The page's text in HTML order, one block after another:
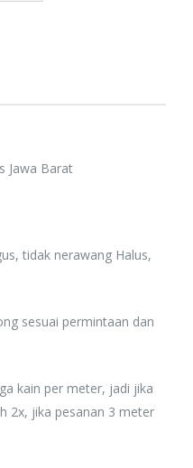
Jawa Barat
tidak nerawang Halus,
sesuai permintaan dan
kain per meter, jadi jika
2x, jika pesanan 3 meter